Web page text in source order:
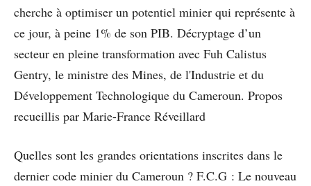
cherche à optimiser un potentiel minier qui représente à
ce jour, à peine 1% de son PIB. Décryptage d’un
secteur en pleine transformation avec Fuh Calistus
Gentry, le ministre des Mines, de l'Industrie et du
Développement Technologique du Cameroun. Propos
recueillis par Marie-France Réveillard
Quelles sont les grandes orientations inscrites dans le
dernier code minier du Cameroun ? F.C.G : Le nouveau